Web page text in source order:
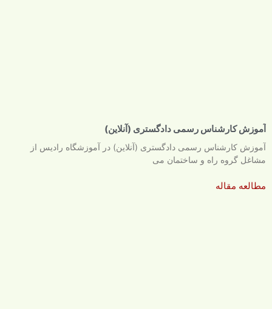
آموزش کارشناس رسمی دادگستری (آنلاین)
آموزش کارشناس رسمی دادگستری (آنلاین) در آموزشگاه رادیس از
مشاغل گروه راه و ساختمان می
مطالعه مقاله